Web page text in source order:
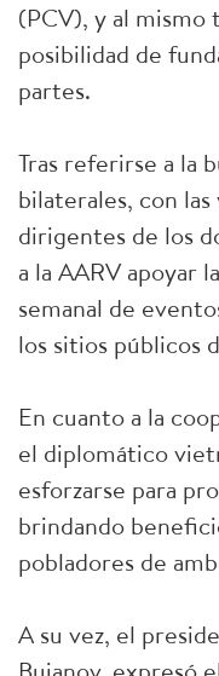
(PCV), y al
posibilidad de
partes.
Tras referirse a la
bilaterales, con
dirigentes de los
a la AARV apoyar
semanal de
los sitios públicos
En cuanto a la
el diplomático
esforzarse para
brindando
pobladores de
A su vez, el